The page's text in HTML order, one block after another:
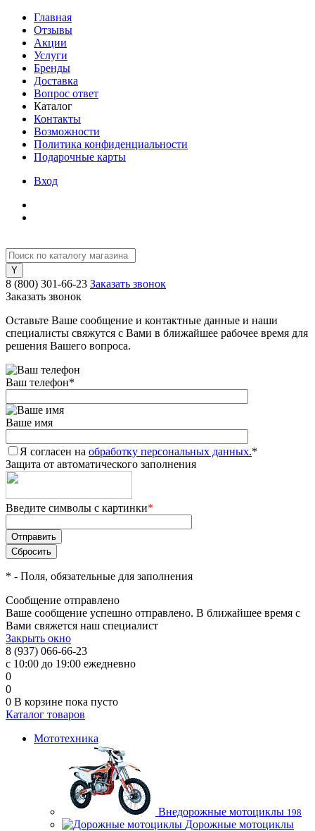
Главная
Отзывы
Акции
Услуги
Бренды
Доставка
Вопрос ответ
Каталог
Контакты
Возможности
Политика конфиденциальности
Подарочные карты
Вход
8 (800) 301-66-23 Заказать звонок
Заказать звонок
Оставьте Ваше сообщение и контактные данные и наши
специалисты свяжутся с Вами в ближайшее рабочее время для
решения Вашего вопроса.
Ваш телефон*
Ваше имя
Я согласен на обработку персональных данных.*
Защита от автоматического заполнения
Введите символы с картинки*
* - Поля, обязательные для заполнения
Сообщение отправлено
Ваше сообщение успешно отправлено. В ближайшее время с
Вами свяжется наш специалист
Закрыть окно
8 (937) 066-66-23
с 10:00 до 19:00 ежедневно
0
0
0 В корзине пока пусто
Каталог товаров
Мототехника
Внедорожные мотоциклы 198
Дорожные мотоциклы